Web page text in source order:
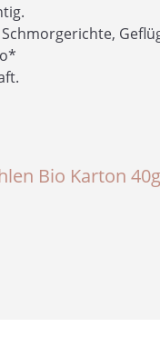
Bio Karton